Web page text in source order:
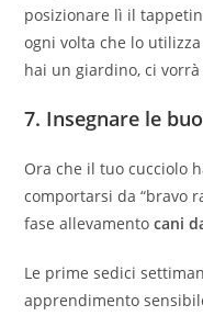
posizionare lì il
ogni volta che lo
hai un giardino, ci
7. Insegnare le
Ora che il tuo cucciolo
comportarsi da “bravo
fase allevamentocani
Le prime sedici
apprendimento